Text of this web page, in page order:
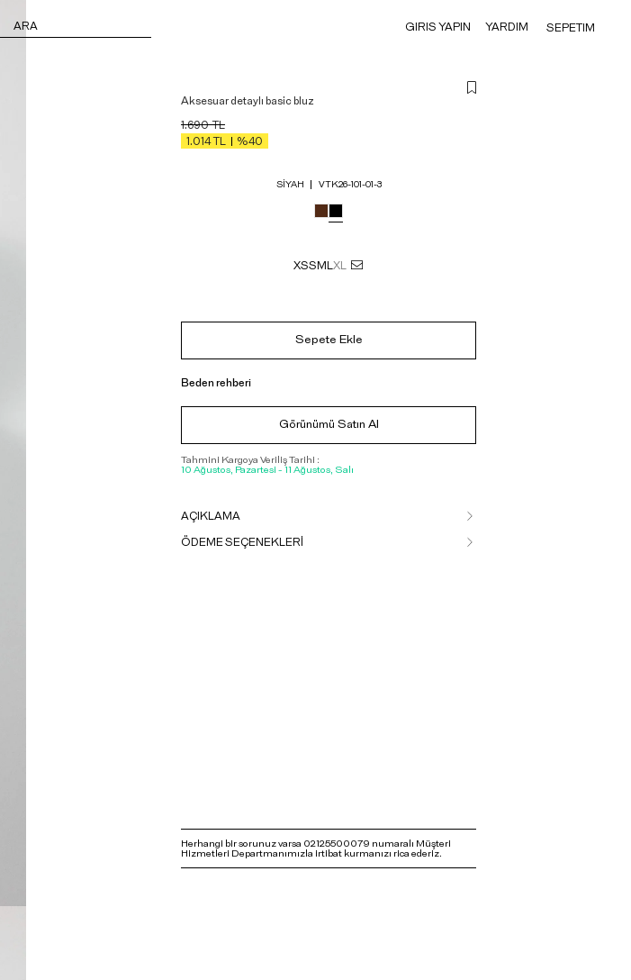
ARA GIRIS YAPIN YARDIM SEPETIM
Aksesuar detaylı basic bluz
1.690TL
1.014 TL %40
SIYAH VTK26-101-01-3
XSS M LXL
Sepete Ekle
Beden rehberi
Görünümü Satın Al
Tahmini Kargoya Veriliş Tarihi :
10 Ağustos, Pazartesi - 11 Ağustos, Salı
AÇIKLAMA
ÖDEME SEÇENEKLERİ
Herhangi bir sorunuz varsa 02125500079 numaralı Müşteri
Hizmetleri Departmanımızla irtibat kurmanızı rica ederiz.